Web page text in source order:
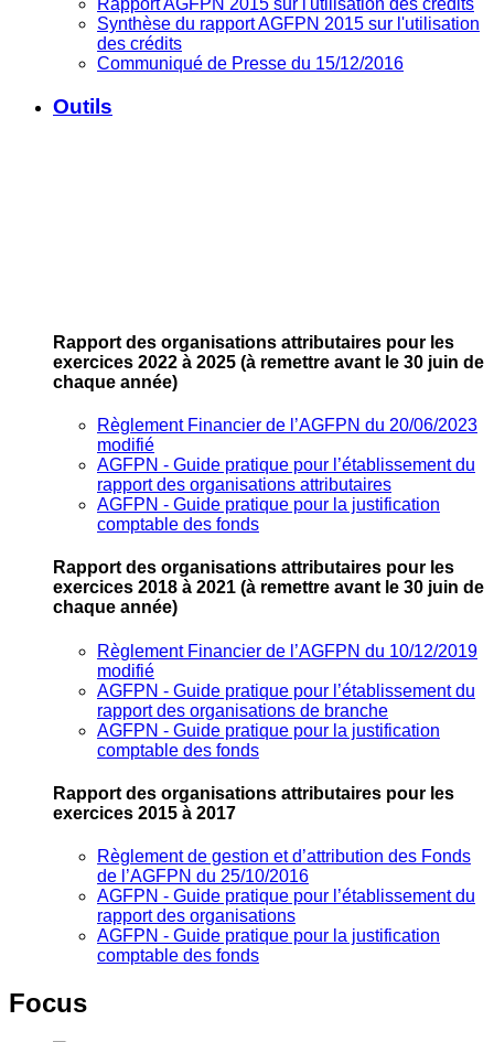
Rapport AGFPN 2015 sur l'utilisation des crédits
Synthèse du rapport AGFPN 2015 sur l'utilisation
des crédits
Communiqué de Presse du 15/12/2016
Outils
Rapport des organisations attributaires pour les
exercices 2022 à 2025 (à remettre avant le 30 juin de
chaque année)
Règlement Financier de l’AGFPN du 20/06/2023
modifié
AGFPN ‐ Guide pratique pour l’établissement du
rapport des organisations attributaires
AGFPN ‐ Guide pratique pour la justification
comptable des fonds
Rapport des organisations attributaires pour les
exercices 2018 à 2021 (à remettre avant le 30 juin de
chaque année)
Règlement Financier de l’AGFPN du 10/12/2019
modifié
AGFPN ‐ Guide pratique pour l’établissement du
rapport des organisations de branche
AGFPN ‐ Guide pratique pour la justification
comptable des fonds
Rapport des organisations attributaires pour les
exercices 2015 à 2017
Règlement de gestion et d’attribution des Fonds
de l’AGFPN du 25/10/2016
AGFPN ‐ Guide pratique pour l’établissement du
rapport des organisations
AGFPN ‐ Guide pratique pour la justification
comptable des fonds
Focus